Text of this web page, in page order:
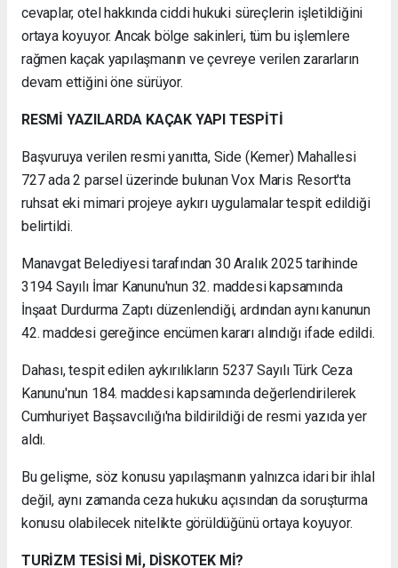
cevaplar, otel hakkında ciddi hukuki süreçlerin işletildiğini
ortaya koyuyor. Ancak bölge sakinleri, tüm bu işlemlere
rağmen kaçak yapılaşmanın ve çevreye verilen zararların
devam ettiğini öne sürüyor.
RESMİ YAZILARDA KAÇAK YAPI TESPİTİ
Başvuruya verilen resmi yanıtta, Side (Kemer) Mahallesi
727 ada 2 parsel üzerinde bulunan Vox Maris Resort'ta
ruhsat eki mimari projeye aykırı uygulamalar tespit edildiği
belirtildi.
Manavgat Belediyesi tarafından 30 Aralık 2025 tarihinde
3194 Sayılı İmar Kanunu'nun 32. maddesi kapsamında
İnşaat Durdurma Zaptı düzenlendiği, ardından aynı kanunun
42. maddesi gereğince encümen kararı alındığı ifade edildi.
Dahası, tespit edilen aykırılıkların 5237 Sayılı Türk Ceza
Kanunu'nun 184. maddesi kapsamında değerlendirilerek
Cumhuriyet Başsavcılığı'na bildirildiği de resmi yazıda yer
aldı.
Bu gelişme, söz konusu yapılaşmanın yalnızca idari bir ihlal
değil, aynı zamanda ceza hukuku açısından da soruşturma
konusu olabilecek nitelikte görüldüğünü ortaya koyuyor.
TURİZM TESİSİ Mİ, DİSKOTEK Mİ?